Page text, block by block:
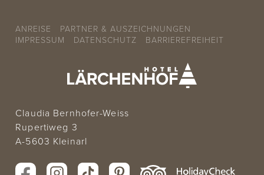
ANREISE
PARTNER & AUSZEICHNUNGEN
IMPRESSUM
DATENSCHUTZ BARRIEREFREIHEIT
Claudia Bernhofer-Weiss
Rupertiweg 3
A-5603 Kleinarl